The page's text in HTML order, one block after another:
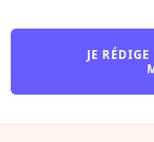
JE